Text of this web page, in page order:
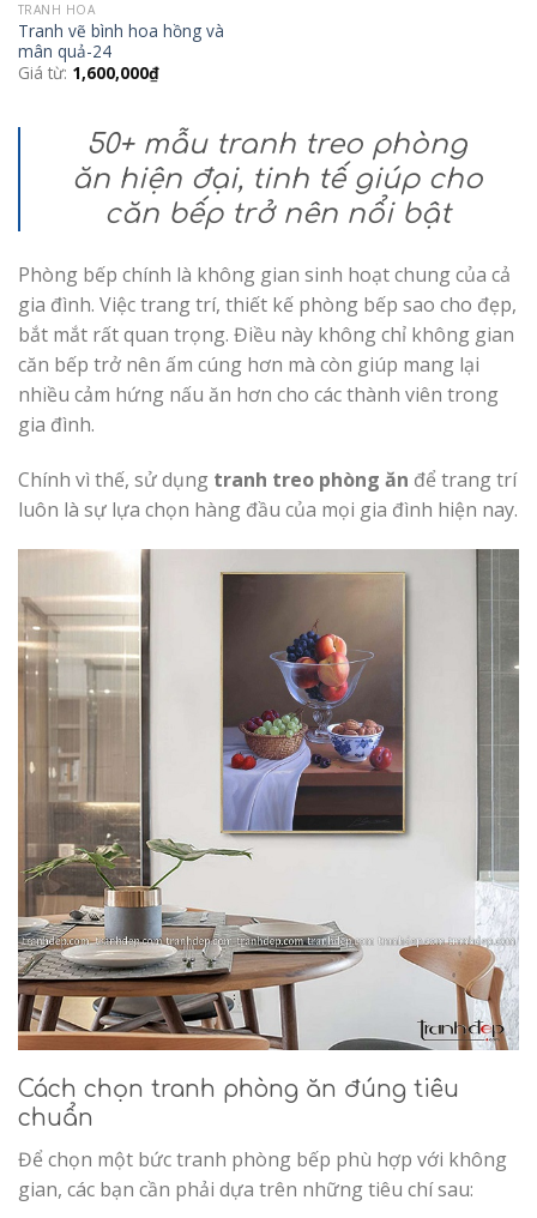
TRANH HOA
Tranh vẽ bình hoa hồng và
mân quả-24
Giá từ: 1,600,000₫
50+ mẫu tranh treo phòng
ăn hiện đại, tinh tế giúp cho
căn bếp trở nên nổi bật
Phòng bếp chính là không gian sinh hoạt chung của cả
gia đình. Việc trang trí, thiết kế phòng bếp sao cho đẹp,
bắt mắt rất quan trọng. Điều này không chỉ không gian
căn bếp trở nên ấm cúng hơn mà còn giúp mang lại
nhiều cảm hứng nấu ăn hơn cho các thành viên trong
gia đình.
Chính vì thế, sử dụng tranh treo phòng ăn để trang trí
luôn là sự lựa chọn hàng đầu của mọi gia đình hiện nay.
Cách chọn tranh phòng ăn đúng tiêu
chuẩn
Để chọn một bứctranh phòng bếp phù hợp với không
gian, các bạn cần phải dựa trên những tiêu chí sau: